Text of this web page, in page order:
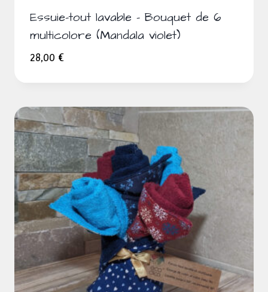
Essuie-tout lavable – Bouquet de 6
multicolore (Mandala violet)
28,00 €